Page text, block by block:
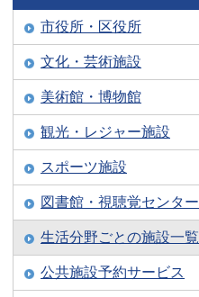
市役所・区役所
文化・芸術施設
美術館・博物館
観光・レジャー施設
スポーツ施設
図書館・視聴覚センター
生活分野ごとの施設一覧
公共施設予約サービス